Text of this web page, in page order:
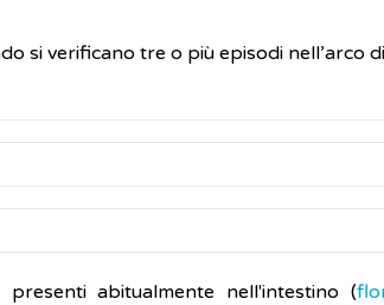
si verificano tre o più episodi nell’arco
presenza di
di cure tranne che nelle donne in
presenti abitualmente nell'intestino (